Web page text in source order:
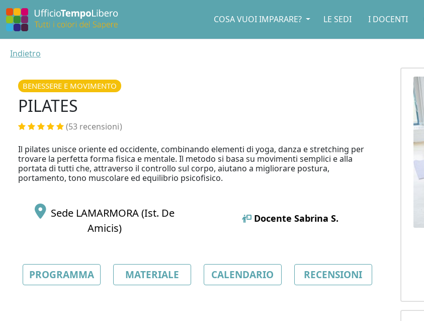
COSA VUOI IMPARARE? LE SEDI I DOCENTI
Indietro
BENESSERE E MOVIMENTO
PILATES
(53 recensioni)
Il pilates unisce oriente ed occidente, combinando elementi di yoga, danza e stretching per
trovare la perfetta forma fisica e mentale. Il metodo si basa su movimenti semplici e alla
portata di tutti che, attraverso il controllo sul corpo, aiutano a migliorare postura,
portamento, tono muscolare ed equilibrio psicofisico.
Sede LAMARMORA (Ist. De
Amicis)
Docente Sabrina S.
PROGRAMMA MATERIALE CALENDARIO RECENSIONI